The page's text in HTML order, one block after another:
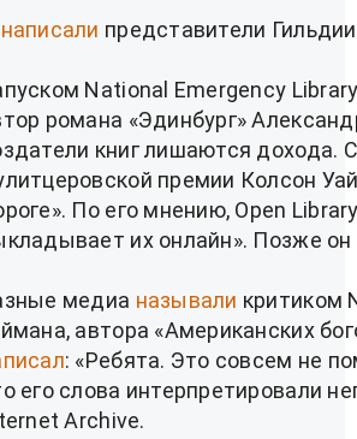
написали представители
National Emergency
романа «Эдинбург»
книг лишаются дохода.
премии Колсон
По его мнению, Open
их онлайн». Позже он
медиа называли критиком
автора «Американских
: «Ребята. Это совсем не
его слова интерпретировали
Archive.